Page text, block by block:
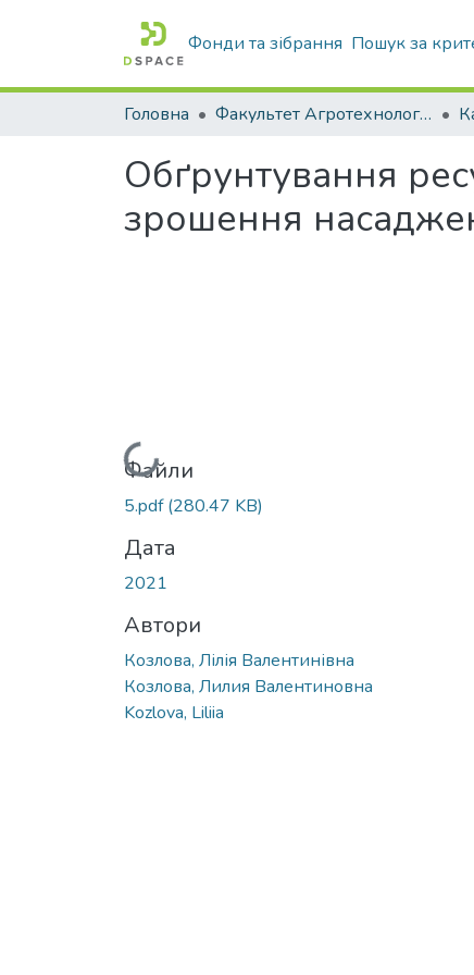
Фонди та зібрання Пошук за
Головна Факультет Агротехнологій та екології
Обґрунтування
зрошення
Вантажиться...
Файли
5.pdf(280.47 KB)
Дата
2021
Автори
Козлова, Лілія Валентинівна
Козлова, Лилия Валентиновна
Kozlova, Liliia